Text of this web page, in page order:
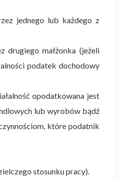
jednego lub każdego z
drugiego małżonka (jeżeli
podatek dochodowy
opodatkowana jest
lub wyrobów bądź
które podatnik
stosunku pracy).